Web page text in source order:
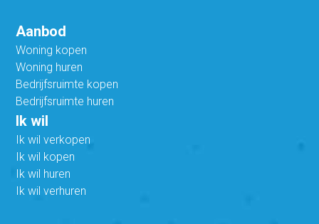
Aanbod
Woning kopen
Woning huren
Bedrijfsruimte kopen
Bedrijfsruimte huren
Ik wil
Ik wil verkopen
Ik wil kopen
Ik wil huren
Ik wil verhuren